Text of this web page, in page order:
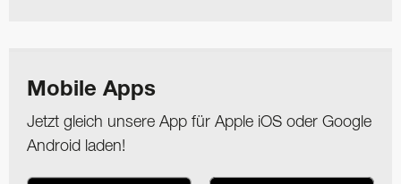
Mobile Apps
Jetzt gleich unsere App für Apple iOS oder Google
Android laden!